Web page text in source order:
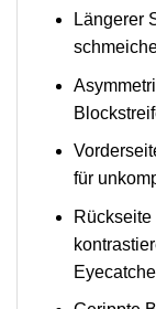
Längerer
für